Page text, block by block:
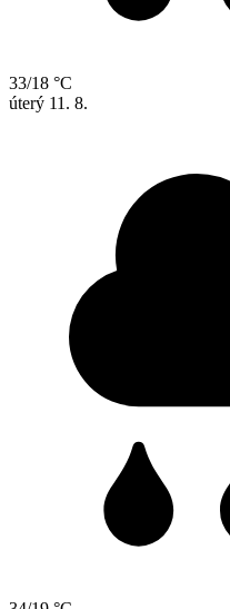
33/18 °C
úterý 11. 8.